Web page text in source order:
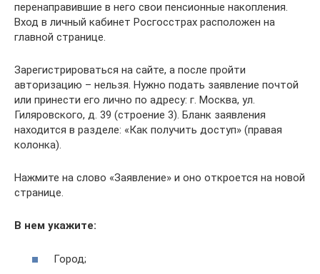
перенаправившие в него свои пенсионные накопления.
Вход в личный кабинет Росгосстрах расположен на
главной странице.
Зарегистрироваться на сайте, а после пройти
авторизацию – нельзя. Нужно подать заявление почтой
или принести его лично по адресу: г. Москва, ул.
Гиляровского, д. 39 (строение 3). Бланк заявления
находится в разделе: «Как получить доступ» (правая
колонка).
Нажмите на слово «Заявление» и оно откроется на новой
странице.
В нем укажите:
Город;